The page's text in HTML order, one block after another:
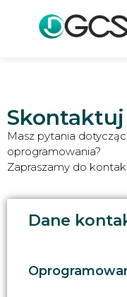
Masz pytania
oprogramowania?
Zapraszamy do
Dane